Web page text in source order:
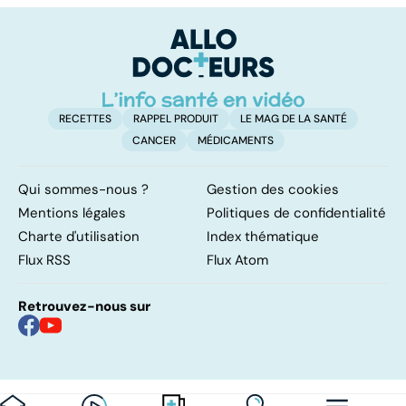
RECETTES RAPPEL PRODUIT
LE MAG DE LA SANTÉ
CANCER
MÉDICAMENTS
Qui sommes-nous ?
Gestion des cookies
Mentions légales
Politiques de confidentialité
Charte d'utilisation
Index thématique
Flux RSS
Flux Atom
Retrouvez-nous sur